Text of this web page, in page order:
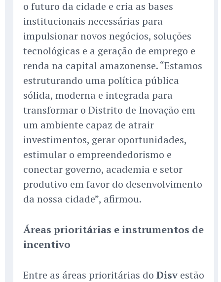
o futuro da cidade e cria as bases
institucionais necessárias para
impulsionar novos negócios, soluções
tecnológicas e a geração de emprego e
renda na capital amazonense. “Estamos
estruturando uma política pública
sólida, moderna e integrada para
transformar o Distrito de Inovação em
um ambiente capaz de atrair
investimentos, gerar oportunidades,
estimular o empreendedorismo e
conectar governo, academia e setor
produtivo em favor do desenvolvimento
da nossa cidade”, afirmou.
Áreas prioritárias e instrumentos de
incentivo
Entre as áreas prioritárias do Disv estão